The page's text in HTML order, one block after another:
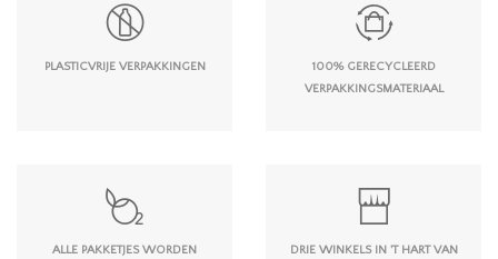
PLASTICVRIJE VERPAKKINGEN
100% GERECYCLEERD
VERPAKKINGSMATERIAAL
ALLE PAKKETJES WORDEN
DRIE WINKELS IN 'T HART VAN